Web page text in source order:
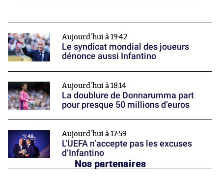
Aujourd'hui à 19:42
Le syndicat mondial des joueurs
dénonce aussi Infantino
Aujourd'hui à 18:14
La doublure de Donnarumma part
pour presque 50 millions d’euros
Aujourd'hui à 17:59
L’UEFA n’accepte pas les excuses
d’Infantino
Nos partenaires